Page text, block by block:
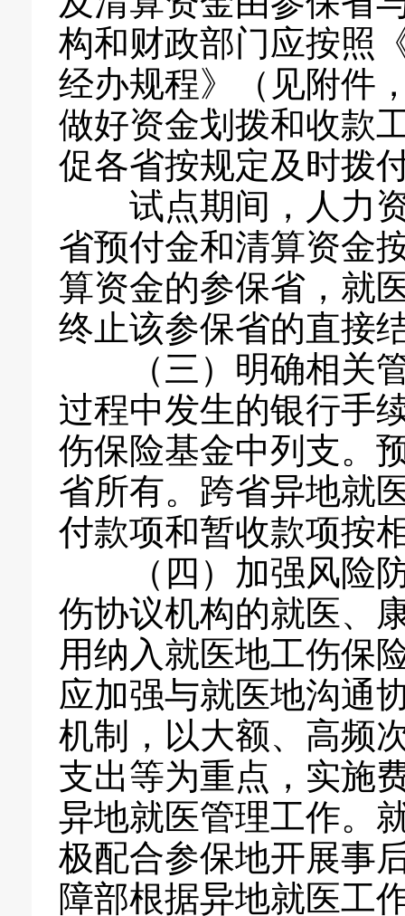
构和财政部门应按照
经办规程》（见附件
做好资金划拨和收款
促各省按规定及时拨
试点期间，人力资
省预付金和清算资金
算资金的参保省，就
终止该参保省的直接
（三）明确相关管
过程中发生的银行手
伤保险基金中列支。
省所有。跨省异地就
付款项和暂收款项按
（四）加强风险防
伤协议机构的就医、
用纳入就医地工伤保
应加强与就医地沟通
机制，以大额、高频
支出等为重点，实施
异地就医管理工作。
极配合参保地开展事
障部根据异地就医工